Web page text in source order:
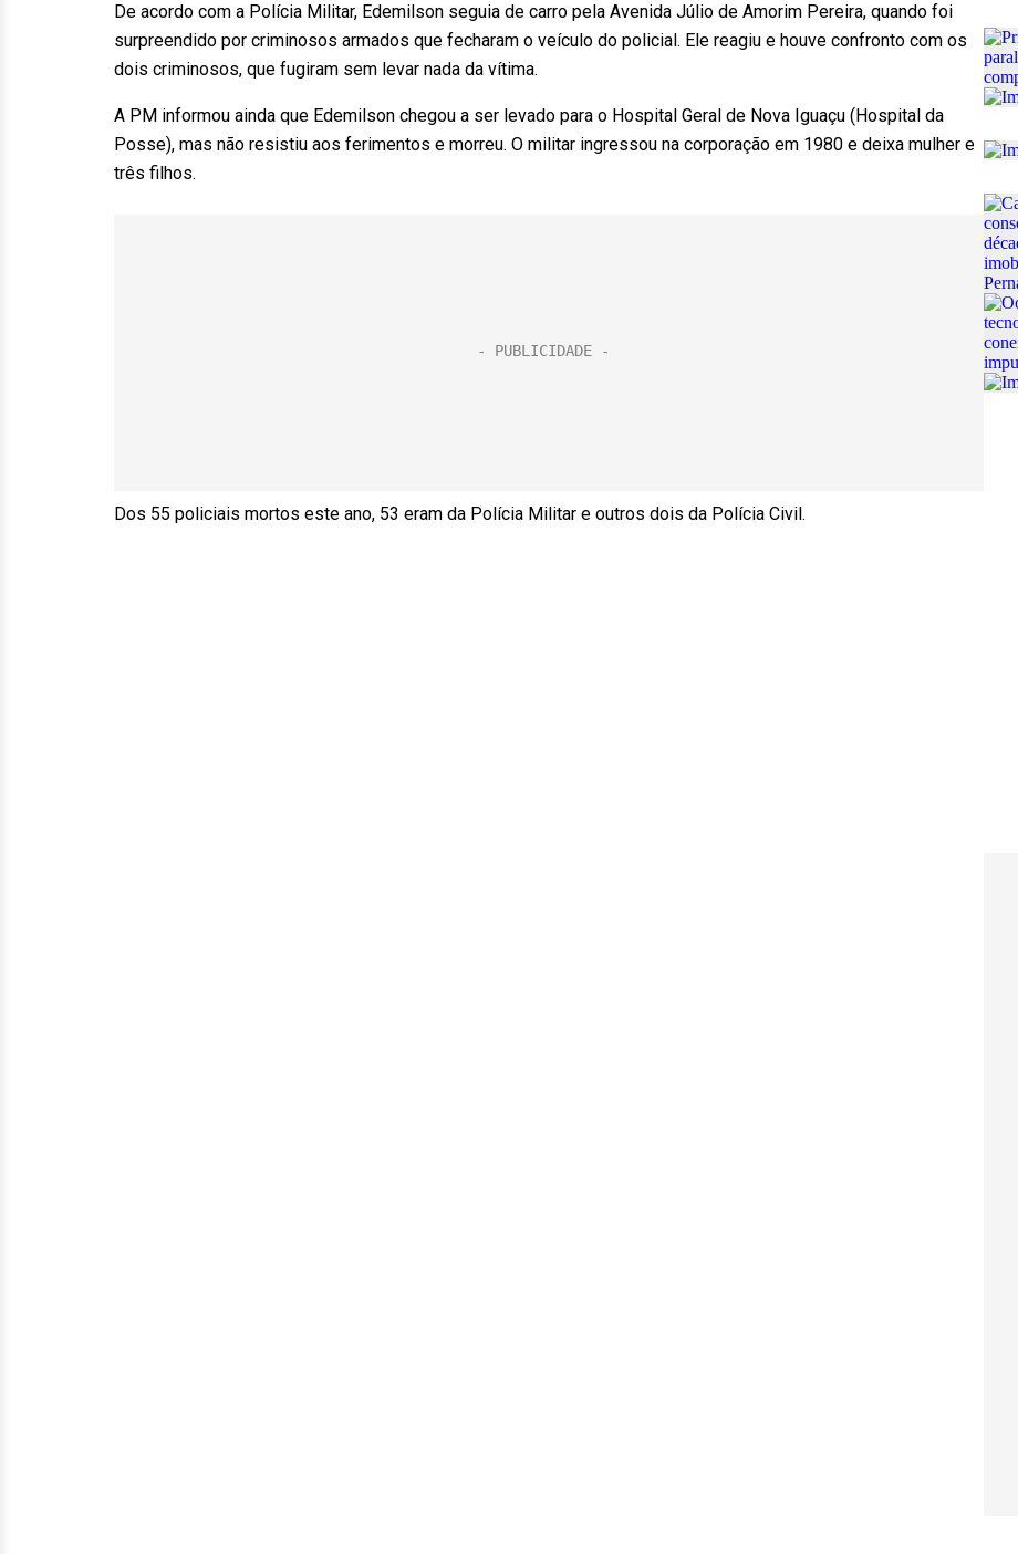
De acordo com a Polícia Militar, Edemilson seguia de carro pela Avenida Júlio de Amorim Pereira, quando foi
surpreendido por criminosos armados que fecharam o veículo do policial. Ele reagiu e houve confronto com os
dois criminosos, que fugiram sem levar nada da vítima.
A PM informou ainda que Edemilson chegou a ser levado para o Hospital Geral de Nova Iguaçu (Hospital da
Posse), mas não resistiu aos ferimentos e morreu. O militar ingressou na corporação em 1980 e deixa mulher e
três filhos.
Dos 55 policiais mortos este ano, 53 eram da Polícia Militar e outros dois da Polícia Civil.